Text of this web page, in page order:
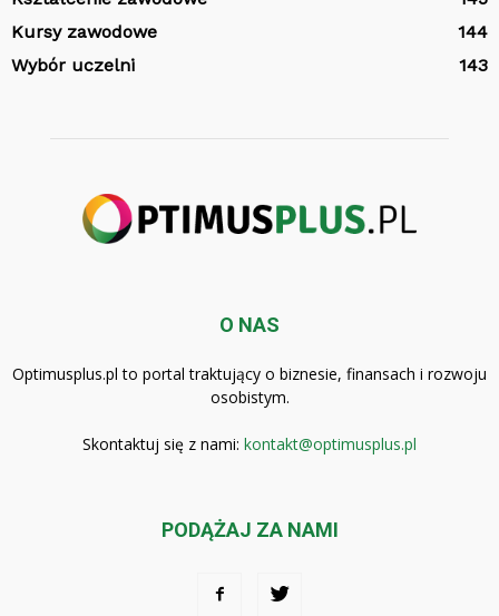
Kursy zawodowe
144
Wybór uczelni
143
O NAS
Optimusplus.pl to portal traktujący o biznesie, finansach i rozwoju
osobistym.
Skontaktuj się z nami: kontakt@optimusplus.pl
PODĄŻAJ ZA NAMI